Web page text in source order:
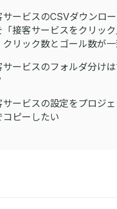
サービスのCSVダウンロ
「接客サービスをクリッ
クリック数とゴール数が
サービスのフォルダ分け
サービスの設定をプロジ
コピーしたい